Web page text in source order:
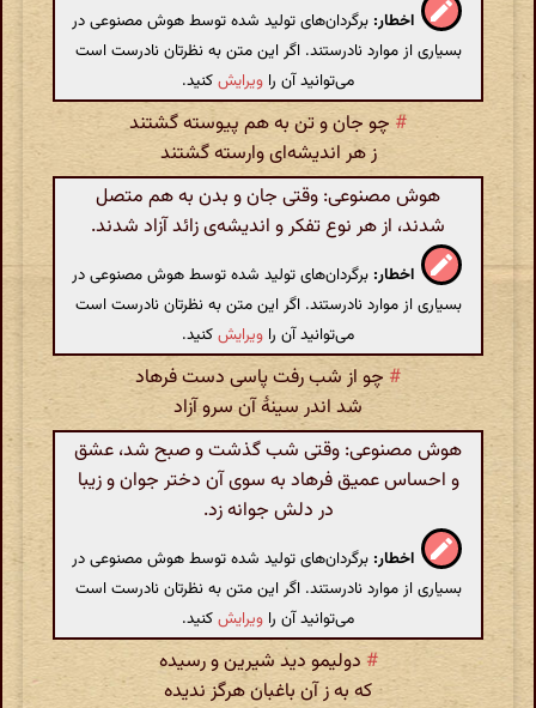
اخطار: برگردان‌های تولید شده توسط هوش مصنوعی در
بسیاری از موارد نادرستند. اگر این متن به نظرتان نادرست است
می‌توانید آن را ویرایشکنید.
# چو جان و تن به هم پیوسته گشتند
ز هر اندیشه‌ای وارسته گشتند
هوش مصنوعی: وقتی جان و بدن به هم متصل
شدند، از هر نوع تفکر و اندیشه‌ی زائد آزاد شدند.
اخطار: برگردان‌های تولید شده توسط هوش مصنوعی در
بسیاری از موارد نادرستند. اگر این متن به نظرتان نادرست است
می‌توانید آن را ویرایشکنید.
# چو از شب رفت پاسی دست فرهاد
شد اندر سینهٔ آن سرو آزاد
هوش مصنوعی: وقتی شب گذشت و صبح شد، عشق
و احساس عمیق فرهاد به سوی آن دختر جوان و زیبا
در دلش جوانه زد.
اخطار: برگردان‌های تولید شده توسط هوش مصنوعی در
بسیاری از موارد نادرستند. اگر این متن به نظرتان نادرست است
می‌توانید آن را ویرایشکنید.
# دولیمو دید شیرین و رسیده
که به ز آن باغبان هرگز ندیده